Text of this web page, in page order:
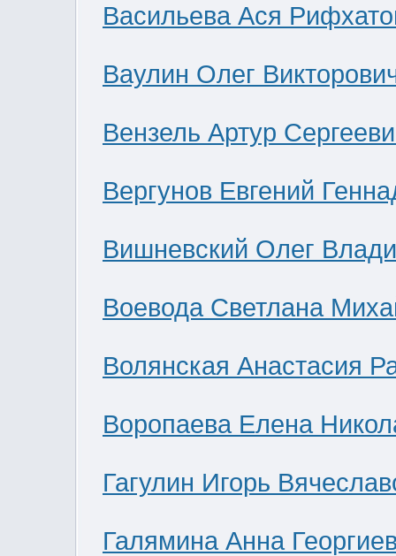
Васильева Ася
Ваулин Олег
Вензель Артур
Вергунов Евгений
Вишневский Олег
Воевода Светлана
Волянская Анастасия
Воропаева Елена
Гагулин Игорь
Галямина Анна